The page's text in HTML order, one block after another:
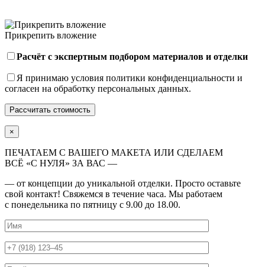
Прикрепить вложение
Расчёт с экспертным подбором материалов и отделки
Я принимаю условия политики конфиденциальности и
согласен на обработку персональных данных.
×
ПЕЧАТАЕМ С ВАШЕГО МАКЕТА ИЛИ СДЕЛАЕМ
ВСЁ «С НУЛЯ» ЗА ВАС —
— от концепции до уникальной отделки. Просто оставьте
свой контакт! Свяжемся в течение часа. Мы работаем
с понедельника по пятницу с 9.00 до 18.00.